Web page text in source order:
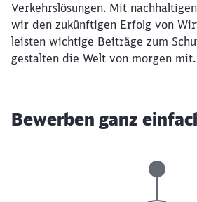
Verkehrslösungen. Mit
wir den zukünftigen Erfolg von
leisten wichtige Beiträge zum
gestalten die Welt von morgen mit.
Bewerben ganz